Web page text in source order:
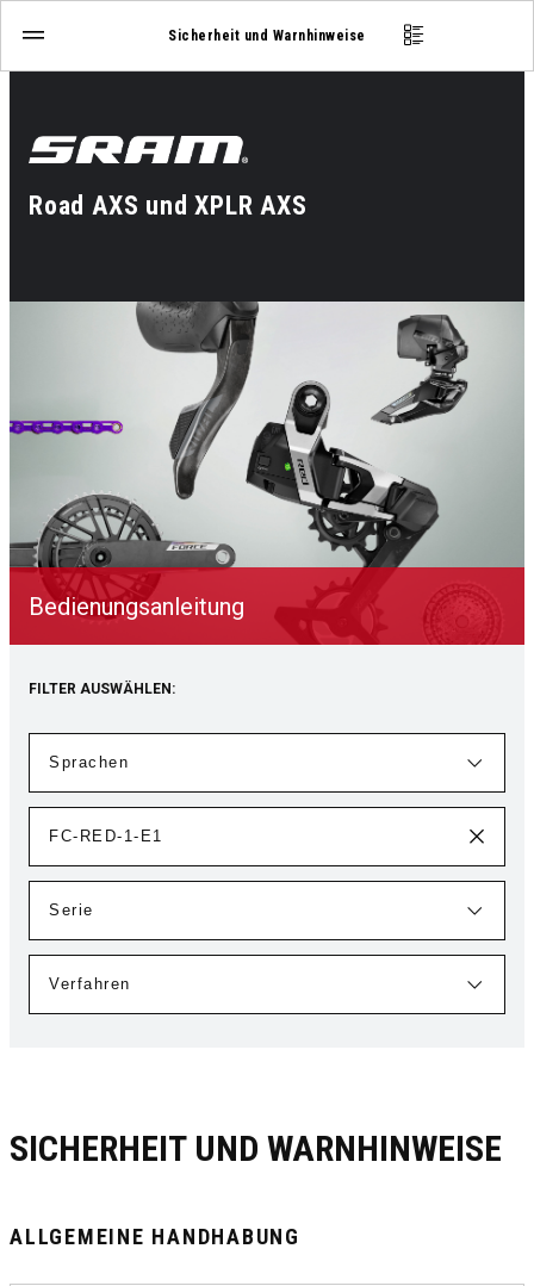
Sicherheit und Warnhinweise
Road AXS und XPLR AXS
Bedienungsanleitung
FILTER AUSWÄHLEN:
SICHERHEIT UND WARNHINWEISE
ALLGEMEINE HANDHABUNG